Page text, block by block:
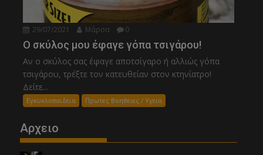
29/07/2021 Μάρσα 0
Ο σκύλος μου έφαγε γόπα τσιγάρου!
Αν ο σκύλος σας έφαγε αποτσίγαρο ή αλλιώς γόπα
τσιγάρου, τρέξτε τον κατευθείαν στον κτηνίατρο!
Δείτε...
Εγκυκλοπαιδεια Πρωτες Βοηθειες / Υγεια
Αρχειο